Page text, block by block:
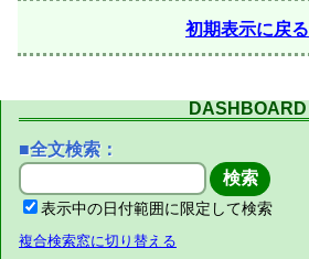
初期表示に戻る
DASHBOARD
■全文検索：
表示中の日付範囲に限定して検索
複合検索窓に切り替える